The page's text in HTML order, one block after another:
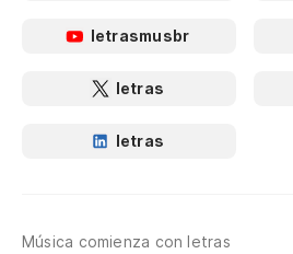
letrasmusbr
letras
letras
Música comienza con letras